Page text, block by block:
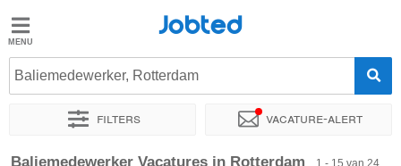
Jobted
Vacatures
Salarissen
Jobted
Baliemedewerker, Rotterdam
Filters Vacature-alert
Sorteer op Exacte locatie Bedrijf Soort dienstverband
Baliemedewerker Vacatures in Rotterdam 1 - 15 van 24